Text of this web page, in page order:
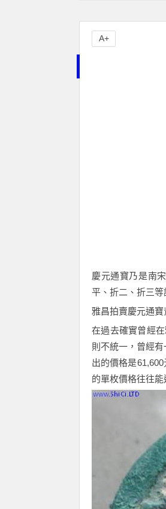
慶元通寶乃是南宋
平、折二、折三
雅昌拍賣慶元通寶
在過去確實曾經
則不統一，曾經
出的價格是61,600
的單枚價格往往能
A+